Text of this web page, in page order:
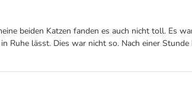
beiden Katzen fanden es auch nicht toll. Es
Ruhe lässt. Dies war nicht so. Nach einer